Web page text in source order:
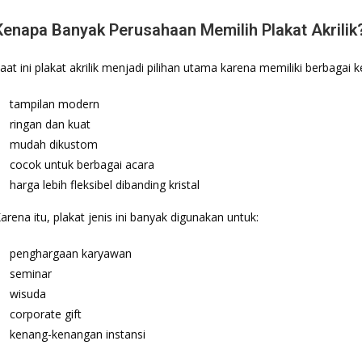
Banyak Perusahaan Memilih Plakat
ini plakat akrilik menjadi pilihan utama karena memiliki berbagai
tampilan modern
ringan dan kuat
mudah dikustom
cocok untuk berbagai acara
harga lebih fleksibel dibanding kristal
itu, plakat jenis ini banyak digunakan untuk:
penghargaan karyawan
seminar
wisuda
corporate gift
kenang-kenangan instansi